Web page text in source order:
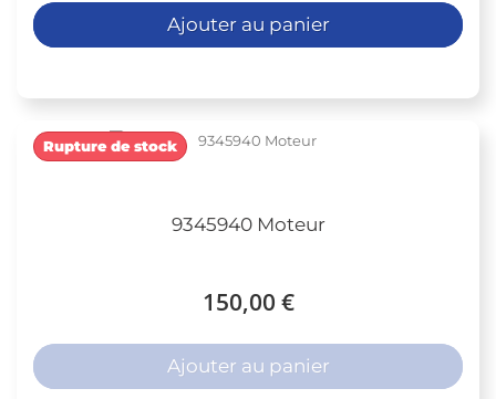
Ajouter au panier
9345940 Moteur
150,00 €
Rupture de stock
Ajouter au panier